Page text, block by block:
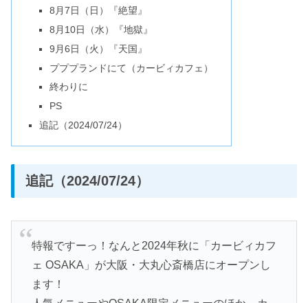
8月7日（日）『絶望』
8月10日（水）『地獄』
9月6日（火）『天国』
プププランドにて（カービィカフェ）
終わりに
PS
追記（2024/07/24）
追記（2024/07/24）
特報ですーっ！なんと2024年秋に「カービィカフ
ェ OSAKA」が大阪・大丸心斎橋店にオープンし
ます！